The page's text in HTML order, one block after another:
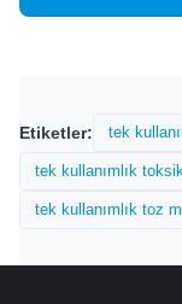
Etiketler: tek
tek kullanımlık
tek kullanımlık toz